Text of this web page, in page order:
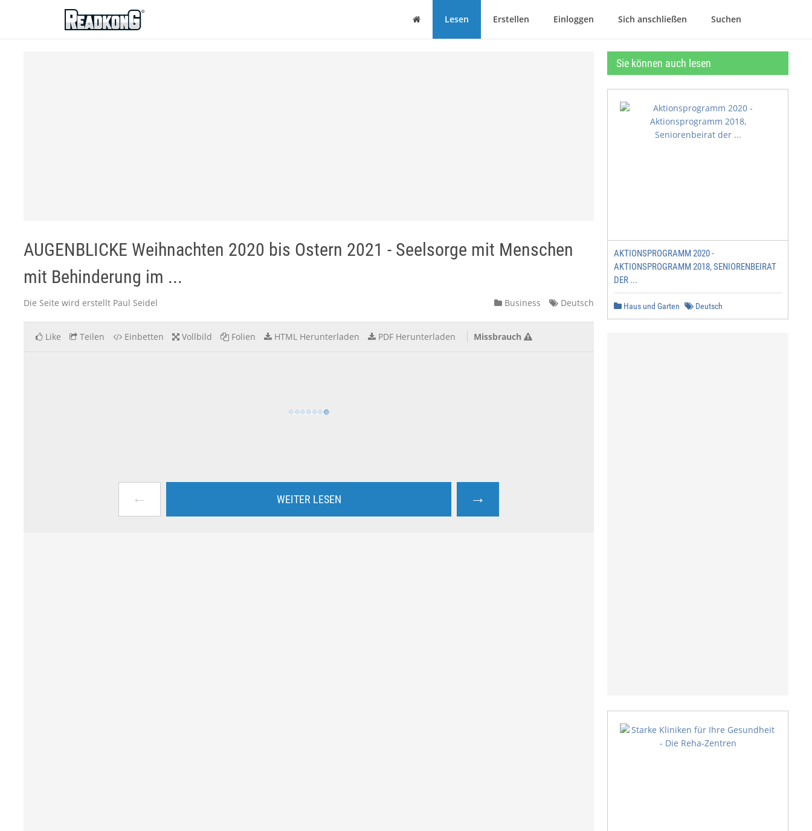
ReadkonG
Haus Lesen Erstellen Einloggen Sich anschließen Suchen
AUGENBLICKE Weihnachten 2020 bis Ostern 2021 - Seelsorge mit Menschen
mit Behinderung im ...
Die Seite wird erstellt Paul Seidel Business Deutsch
Like Teilen Einbetten Vollbild Folien HTML Herunterladen PDF Herunterladen Missbrauch
← WEITER LESEN →
Sie können auch lesen
AKTIONSPROGRAMM 2020 -
AKTIONSPROGRAMM 2018, SENIORENBEIRAT
DER ...
Haus und Garten Deutsch